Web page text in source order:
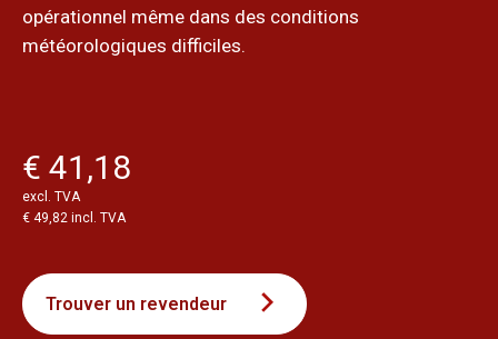
opérationnel même dans des conditions
météorologiques difficiles.
€ 41,18
excl. TVA
€ 49,82 incl. TVA
Trouver un revendeur